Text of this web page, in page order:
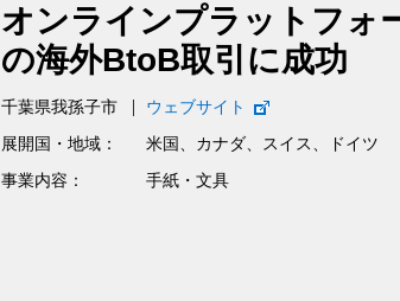
オンラインプラットフォ
の海外BtoB取引に成功
千葉県我孫子市
ウェブサイト
展開国・地域：
米国、カナダ、スイス、ドイツ
事業内容：
手紙・文具